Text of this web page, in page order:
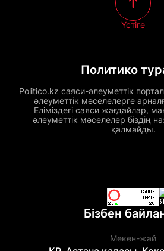
Политико
Politico.kz саяси-әлеуметтік
әлеуметтік мәселелерге
Еліміздегі саяси жағдайлар,
әлеуметтік мәселелер біздің
қалмайды.
Үстіге
Бізбен
Мекен-жай